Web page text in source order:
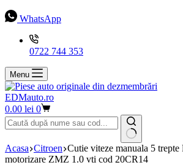
WhatsApp
0722 744 353
Menu
EDMauto.ro
Coș
de
cumpărături
0.00 lei 0
Niciun
rezultat
Acasa Citroen Cutie viteze manuala 5 trepte
motorizare ZMZ 1.0 vti cod 20CR14